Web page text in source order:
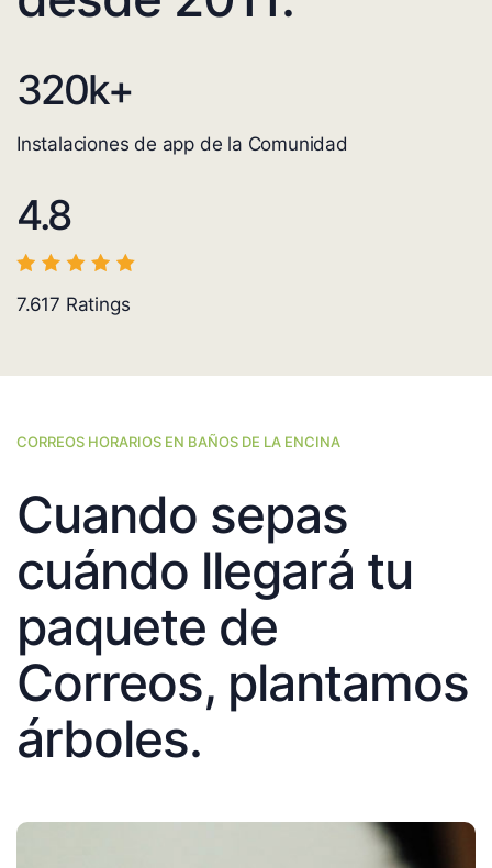
320k+
Instalaciones de app de la Comunidad
4.8
7.617 Ratings
CORREOS HORARIOS EN BAÑOS DE LA ENCINA
Cuando sepas
cuándo llegará tu
paquete de
Correos, plantamos
árboles.